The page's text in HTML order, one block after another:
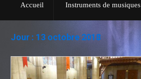
Accueil Instruments de musiques
Jour : 13 octobre 2018